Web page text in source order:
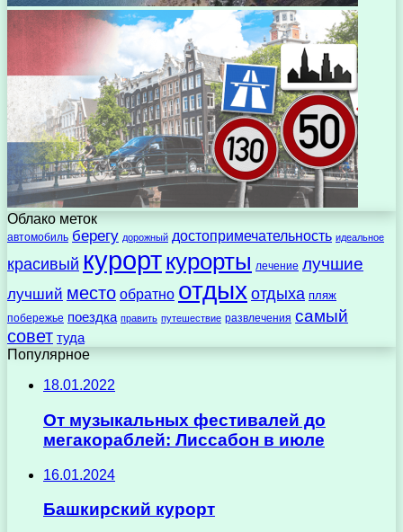
Облако меток
автомобиль берегу дорожный достопримечательность идеальное
красивый курорткурорты лечение лучшие
лучший место обратно отдыхотдыха пляж
побережье поездка править путешествие развлечения самый
совет туда
Популярное
18.01.2022
От музыкальных фестивалей до
мегакораблей: Лиссабон в июле
16.01.2024
Башкирский курорт